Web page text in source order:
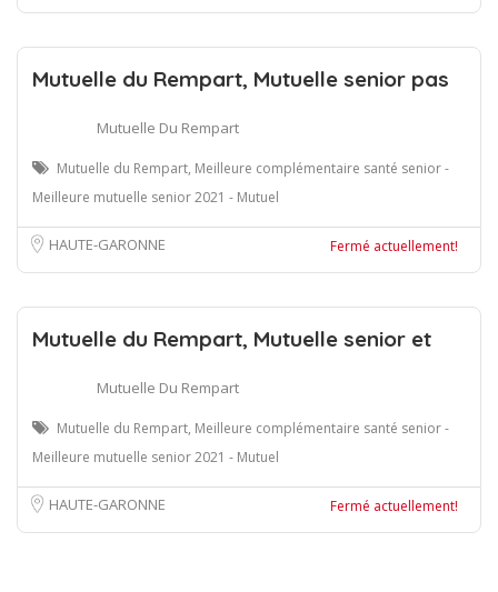
Mutuelle du Rempart, Mutuelle senior pas
Mutuelle Du Rempart
Mutuelle du Rempart, Meilleure complémentaire santé senior -
Meilleure mutuelle senior 2021 - Mutuel
HAUTE-GARONNE Fermé actuellement!
Mutuelle du Rempart, Mutuelle senior et
Mutuelle Du Rempart
Mutuelle du Rempart, Meilleure complémentaire santé senior -
Meilleure mutuelle senior 2021 - Mutuel
HAUTE-GARONNE Fermé actuellement!